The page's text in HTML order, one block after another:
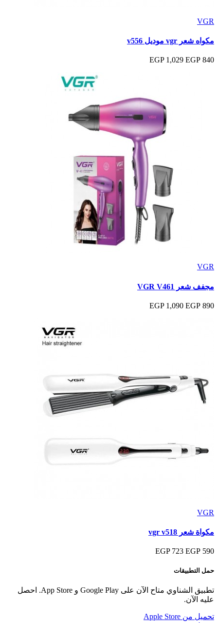
VGR
مكواه شعر vgr موديل v556
840 EGP
1,029 EGP
VGR
مجفف شعر VGR V461
890 EGP
1,090 EGP
VGR
مكواة شعر vgr v518
590 EGP
723 EGP
حمل التطبيقات
تطبيق الشناوي متاح الآن على Google Play و App Store. احصل
عليه الآن.
تحميل من Apple Store